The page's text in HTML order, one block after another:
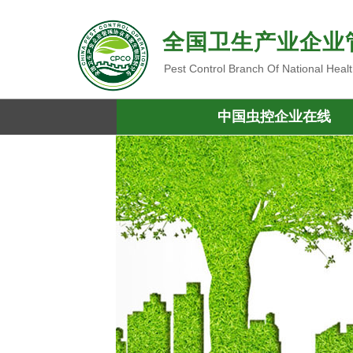
全国卫生产业企
Pest Control Branch Of National
中国虫控企业在线